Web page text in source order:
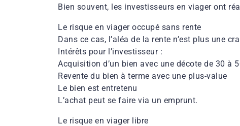
Bien souvent, les investisseurs en viager ont
Le risque en viager occupé sans rente
Dans ce cas, l’aléa de la rente n’est plus une
Intérêts pour l’investisseur :
Acquisition d’un bien avec une décote de 30 à
Revente du bien à terme avec une plus-value
Le bien est entretenu
L’achat peut se faire via un emprunt.
Le risque en viager libre